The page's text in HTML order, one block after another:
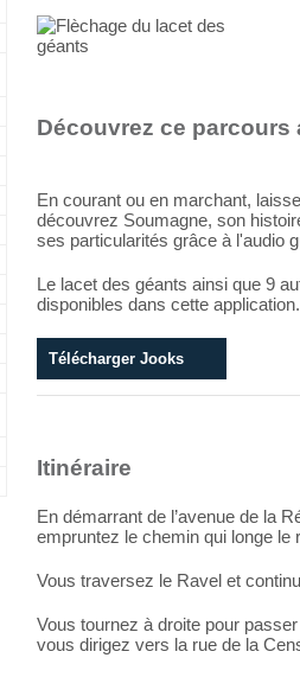
Découvrez ce
En courant ou en marchant,
découvrez Soumagne, son
ses particularités grâce à l'audio
Le lacet des géants ainsi que 9
disponibles dans cette application.
Télécharger Jooks
Itinéraire
En démarrant de l’avenue de la
empruntez le chemin qui longe le
Vous traversez le Ravel et
Vous tournez à droite pour
vous dirigez vers la rue de la